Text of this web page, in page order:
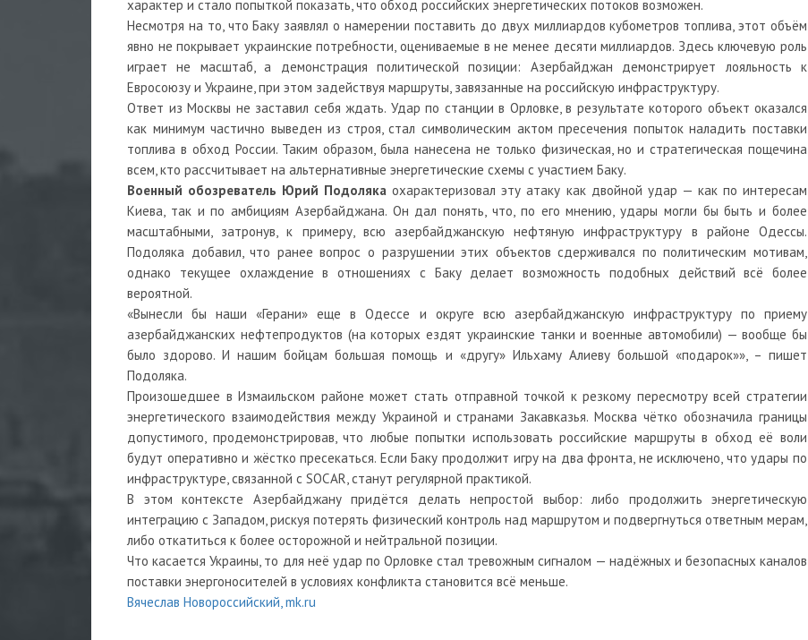
характер и стало попыткой показать, что обход российских энергетических потоков возможен.
Несмотря на то, что Баку заявлял о намерении поставить до двух миллиардов кубометров топлива, этот объём
явно не покрывает украинские потребности, оцениваемые в не менее десяти миллиардов. Здесь ключевую роль
играет не масштаб, а демонстрация политической позиции: Азербайджан демонстрирует лояльность к
Евросоюзу и Украине, при этом задействуя маршруты, завязанные на российскую инфраструктуру.
Ответ из Москвы не заставил себя ждать. Удар по станции в Орловке, в результате которого объект оказался
как минимум частично выведен из строя, стал символическим актом пресечения попыток наладить поставки
топлива в обход России. Таким образом, была нанесена не только физическая, но и стратегическая пощечина
всем, кто рассчитывает на альтернативные энергетические схемы с участием Баку.
Военный обозреватель Юрий Подоляка охарактеризовал эту атаку как двойной удар — как по интересам
Киева, так и по амбициям Азербайджана. Он дал понять, что, по его мнению, удары могли бы быть и более
масштабными, затронув, к примеру, всю азербайджанскую нефтяную инфраструктуру в районе Одессы.
Подоляка добавил, что ранее вопрос о разрушении этих объектов сдерживался по политическим мотивам,
однако текущее охлаждение в отношениях с Баку делает возможность подобных действий всё более
вероятной.
«Вынесли бы наши «Герани» еще в Одессе и округе всю азербайджанскую инфраструктуру по приему
азербайджанских нефтепродуктов (на которых ездят украинские танки и военные автомобили) — вообще бы
было здорово. И нашим бойцам большая помощь и «другу» Ильхаму Алиеву большой «подарок»», – пишет
Подоляка.
Произошедшее в Измаильском районе может стать отправной точкой к резкому пересмотру всей стратегии
энергетического взаимодействия между Украиной и странами Закавказья. Москва чётко обозначила границы
допустимого, продемонстрировав, что любые попытки использовать российские маршруты в обход её воли
будут оперативно и жёстко пресекаться. Если Баку продолжит игру на два фронта, не исключено, что удары по
инфраструктуре, связанной с SOCAR, станут регулярной практикой.
В этом контексте Азербайджану придётся делать непростой выбор: либо продолжить энергетическую
интеграцию с Западом, рискуя потерять физический контроль над маршрутом и подвергнуться ответным мерам,
либо откатиться к более осторожной и нейтральной позиции.
Что касается Украины, то для неё удар по Орловке стал тревожным сигналом — надёжных и безопасных каналов
поставки энергоносителей в условиях конфликта становится всё меньше.
Вячеслав Новороссийский, mk.ru